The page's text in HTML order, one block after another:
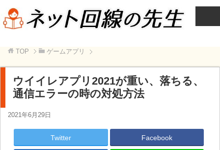
TOP ゲームアプリ
ウイイレアプリ2021が重い、落ちる、
通信エラーの時の対処方法
2021年6月29日
Twitter Facebook